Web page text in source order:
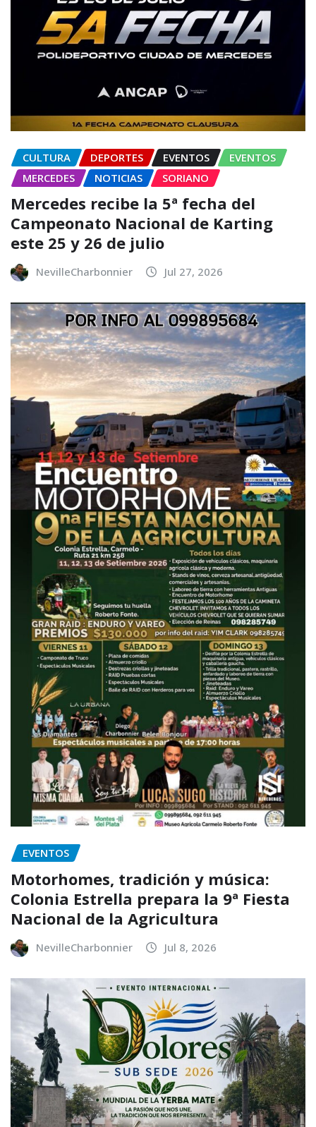
CULTURA DEPORTES EVENTOS
EVENTOS
MERCEDES
NOTICIAS SORIANO
Mercedes recibe la 5ª fecha del
Campeonato Nacional de Karting
este 25 y 26 de julio
NevilleCharbonnier Jul 27, 2026
EVENTOS
Motorhomes, tradición y música:
Colonia Estrella prepara la 9ª Fiesta
Nacional de la Agricultura
NevilleCharbonnier Jul 8, 2026